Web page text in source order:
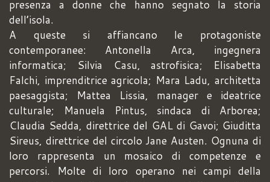
presenza a donne che hanno segnato la storia
dell’isola.
A queste si affiancano le protagoniste
contemporanee: Antonella Arca, ingegnera
informatica; Silvia Casu, astrofisica; Elisabetta
Falchi, imprenditrice agricola; Mara Ladu, architetta
paesaggista; Mattea Lissia, manager e ideatrice
culturale; Manuela Pintus, sindaca di Arborea;
Claudia Sedda, direttrice del GAL di Gavoi; Giuditta
Sireus, direttrice del circolo Jane Austen. Ognuna di
loro rappresenta un mosaico di competenze e
percorsi. Molte di loro operano nei campi della